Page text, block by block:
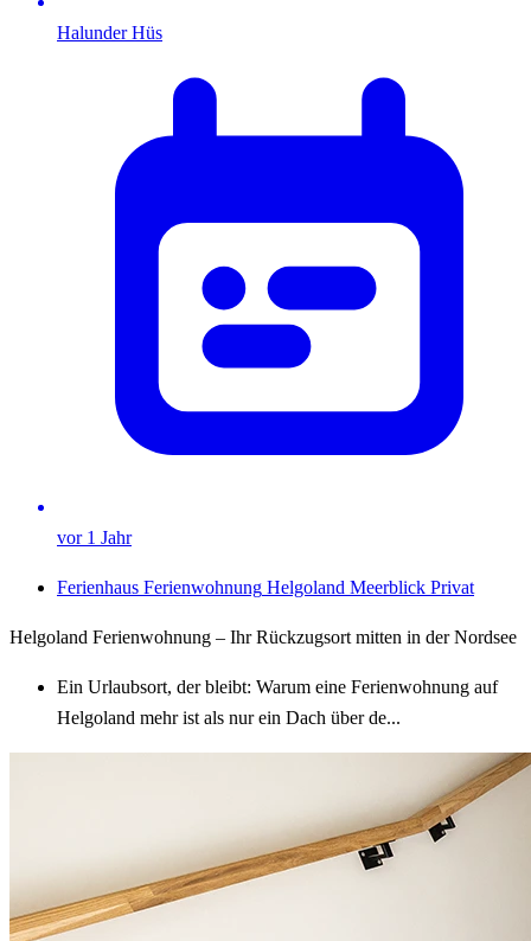
Halunder Hüs
vor 1 Jahr
Ferienhaus Ferienwohnung Helgoland Meerblick Privat
Helgoland Ferienwohnung – Ihr Rückzugsort mitten in der Nordsee
Ein Urlaubsort, der bleibt: Warum eine Ferienwohnung auf
Helgoland mehr ist als nur ein Dach über de...